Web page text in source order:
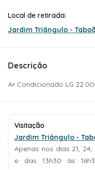
Local de retirada:
Jardim Triângulo -
Descrição
Ar Condicionado LG
Visitação
Jardim Triângulo -
Apenas nos dias 21,
e das 13h30 às